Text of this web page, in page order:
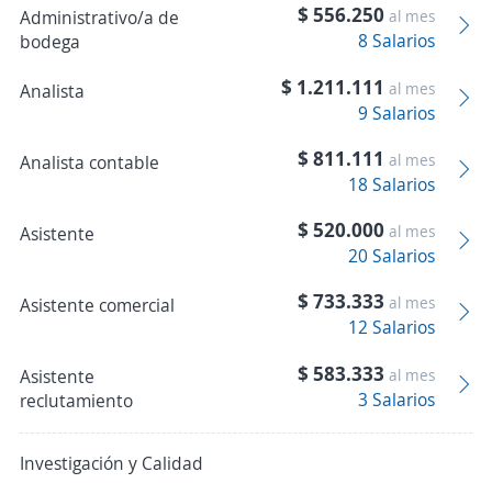
Administrativo/a de
bodega
$ 556.250 al mes
8 Salarios
Analista $ 1.211.111 al mes
9 Salarios
Analista contable $ 811.111 al mes
18 Salarios
Asistente $ 520.000 al mes
20 Salarios
Asistente comercial $ 733.333 al mes
12 Salarios
Asistente
reclutamiento
$ 583.333 al mes
3 Salarios
Investigación y Calidad